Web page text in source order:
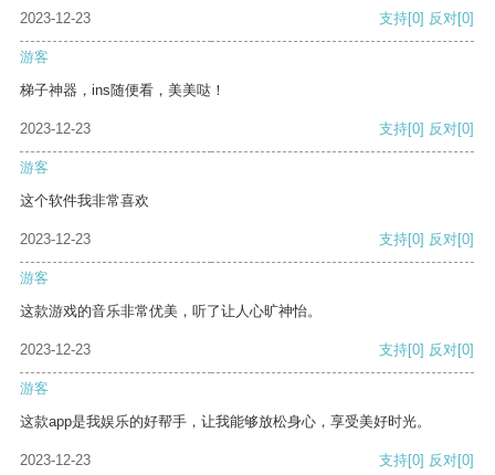
2023-12-23 支持[0] 反对[0]
游客
梯子神器，ins随便看，美美哒！
2023-12-23 支持[0] 反对[0]
游客
这个软件我非常喜欢
2023-12-23 支持[0] 反对[0]
游客
这款游戏的音乐非常优美，听了让人心旷神怡。
2023-12-23 支持[0] 反对[0]
游客
这款app是我娱乐的好帮手，让我能够放松身心，享受美好时光。
2023-12-23 支持[0] 反对[0]